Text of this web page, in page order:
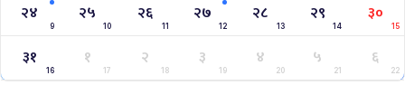
२४
9
२५
10
२६
11
२७
12
२८
13
२९
14
३०
15
३१
16
१
17
२
18
३
19
४
20
५
21
६
22